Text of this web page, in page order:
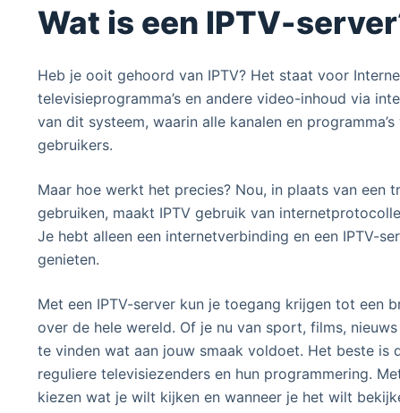
Wat is een IPTV-
Heb je ooit gehoord van IPTV? Het staat voor
televisieprogramma’s en andere video-inhoud via
van dit systeem, waarin alle kanalen en
gebruikers.
Maar hoe werkt het precies? Nou, in plaats van
gebruiken, maakt IPTV gebruik van
Je hebt alleen een internetverbinding en een IPTV-
genieten.
Met een IPTV-server kun je toegang krijgen tot een
over de hele wereld. Of je nu van sport, films,
te vinden wat aan jouw smaak voldoet. Het beste is
reguliere televisiezenders en hun programmering.
kiezen wat je wilt kijken en wanneer je het wilt